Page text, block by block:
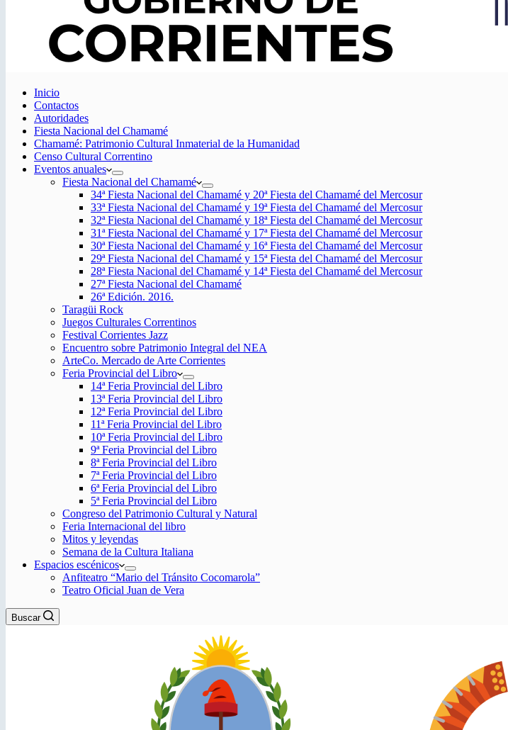
Inicio
Contactos
Autoridades
Fiesta Nacional del Chamamé
Chamamé: Patrimonio Cultural Inmaterial de la Humanidad
Censo Cultural Correntino
Eventos anuales
Fiesta Nacional del Chamamé
34ª Fiesta Nacional del Chamamé y 20ª Fiesta del Chamamé del Mercosur
33ª Fiesta Nacional del Chamamé y 19ª Fiesta del Chamamé del Mercosur
32ª Fiesta Nacional del Chamamé y 18ª Fiesta del Chamamé del Mercosur
31ª Fiesta Nacional del Chamamé y 17ª Fiesta del Chamamé del Mercosur
30ª Fiesta Nacional del Chamamé y 16ª Fiesta del Chamamé del Mercosur
29ª Fiesta Nacional del Chamamé y 15ª Fiesta del Chamamé del Mercosur
28ª Fiesta Nacional del Chamamé y 14ª Fiesta del Chamamé del Mercosur
27ª Fiesta Nacional del Chamamé
26ª Edición. 2016.
Taragüi Rock
Juegos Culturales Correntinos
Festival Corrientes Jazz
Encuentro sobre Patrimonio Integral del NEA
ArteCo. Mercado de Arte Corrientes
Feria Provincial del Libro
14ª Feria Provincial del Libro
13ª Feria Provincial del Libro
12ª Feria Provincial del Libro
11ª Feria Provincial del Libro
10ª Feria Provincial del Libro
9ª Feria Provincial del Libro
8ª Feria Provincial del Libro
7ª Feria Provincial del Libro
6ª Feria Provincial del Libro
5ª Feria Provincial del Libro
Congreso del Patrimonio Cultural y Natural
Feria Internacional del libro
Mitos y leyendas
Semana de la Cultura Italiana
Espacios escénicos
Anfiteatro “Mario del Tránsito Cocomarola”
Teatro Oficial Juan de Vera
Buscar